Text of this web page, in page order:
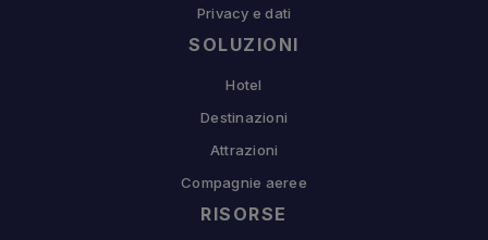
Privacy e dati
SOLUZIONI
Hotel
Destinazioni
Attrazioni
Compagnie aeree
RISORSE